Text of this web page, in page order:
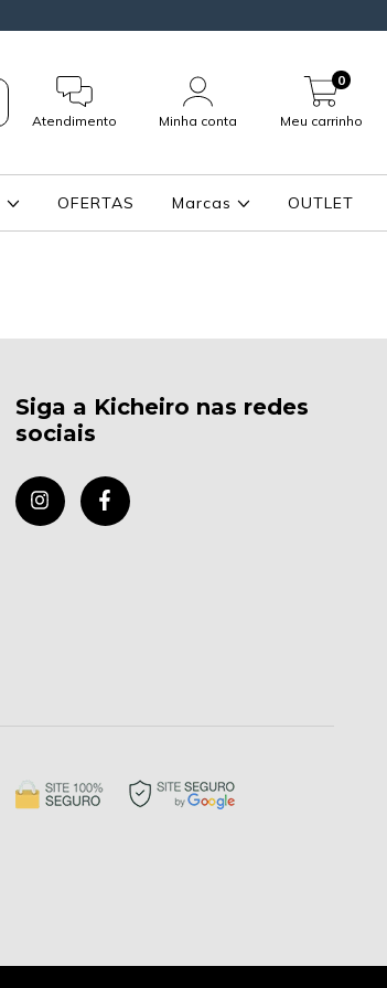
Atendimento Minha conta Meu carrinho
0
OFERTAS Marcas OUTLET
Siga a Kicheiro nas redes
sociais